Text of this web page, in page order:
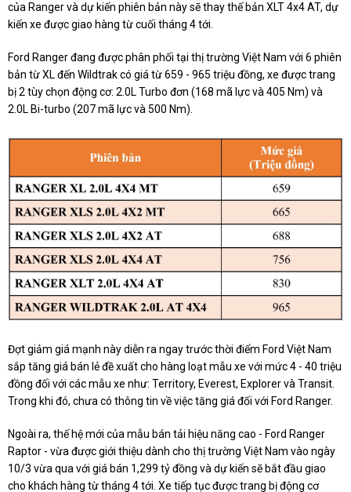
của Ranger và dự kiến phiên bản này sẽ thay thế bản XLT 4x4 AT, dự
kiến xe được giao hàng từ cuối tháng 4 tới.
Ford Ranger đang được phân phối tại thị trường Việt Nam với 6 phiên
bản từ XL đến Wildtrak có giá từ 659 - 965 triệu đồng, xe được trang
bị 2 tùy chọn động cơ: 2.0L Turbo đơn (168 mã lực và 405 Nm) và
2.0L Bi-turbo (207 mã lực và 500 Nm).
Đợt giảm giá mạnh này diễn ra ngay trước thời điểm Ford Việt Nam
sắp tăng giá bán lẻ đề xuất cho hàng loạt mẫu xe với mức 4 - 40 triệu
đồng đối với các mẫu xe như: Territory, Everest, Explorer và Transit.
Trong khi đó, chưa có thông tin về việc tăng giá đối với Ford Ranger.
Ngoài ra, thế hệ mới của mẫu bán tải hiệu năng cao - Ford Ranger
Raptor - vừa được giới thiệu dành cho thị trường Việt Nam vào ngày
10/3 vừa qua với giá bán 1,299 tỷ đồng và dự kiến sẽ bắt đầu giao
cho khách hàng từ tháng 4 tới. Xe tiếp tục được trang bị động cơ